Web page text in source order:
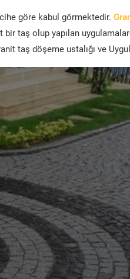
göre kabul görmektedir.
bir taş olup yapılan
taş döşeme ustalığı ve